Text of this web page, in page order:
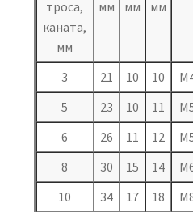
троса,
каната,
мм
мм
мм
мм
3 21 10 10
5
23 10 11
6
26 11 12
8
30 15 14
10
34 17 18